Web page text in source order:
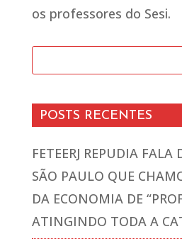
os professores do Sesi.
POSTS RECENTES
FETEERJ REPUDIA FALA
SÃO PAULO QUE
DA ECONOMIA DE
ATINGINDO TODA A